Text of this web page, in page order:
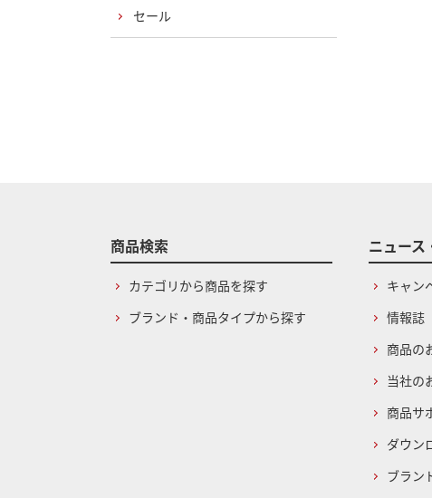
セール
商品検索
カテゴリから商品を探す
ブランド・商品タイプから探す
ニュース
キャン
情報誌
商品の
当社の
商品サ
ダウン
ブラン